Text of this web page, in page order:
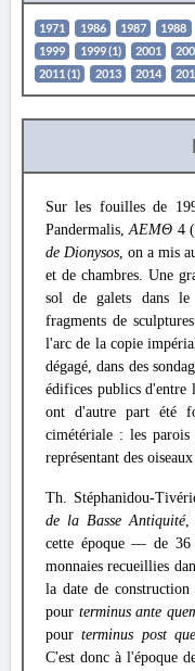
1971 1986 1987 1988
1999
1999 (1) 2001
2011 (1)
2013 2014
Sur les fouilles de
Pandermalis,ΑΕΜΘ 4
de Dionysos, on a mis
et de chambres. Une
sol de galets dans
fragments de
l'arc de la copie
dégagé, dans des
édifices publics d'entre
ont d'autre part été
cimétériale : les
représentant des
Th. Stéphanidou-
de la Basse Antiquité,
cette époque — de
monnaies recueillies
la date de
pour terminus ante
pourterminus post
C'est donc à l'époque